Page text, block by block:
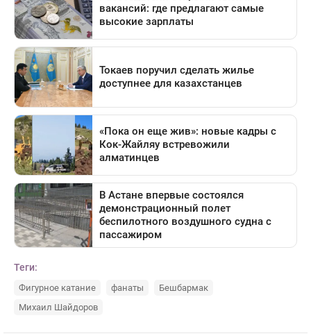
Теги:
Фигурное катание фанаты
Бешбармак
Михаил Шайдоров